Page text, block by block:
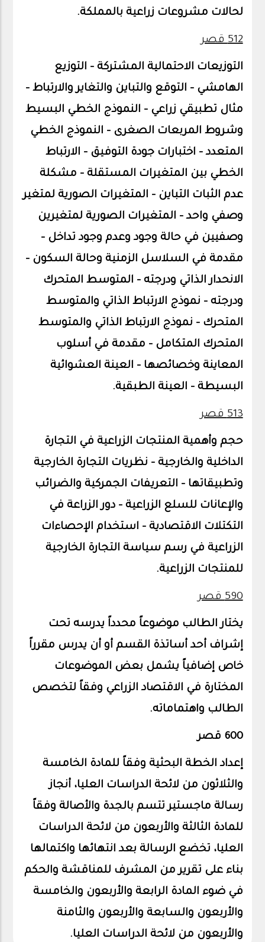
لحالات مشروعات زراعية بالمملكة.
512 قصر
التوزيعات الاحتمالية المشتركة – التوزيع
الهامشي – التوقع والتباين والتغاير والارتباط –
مثال تطبيقي زراعي – النموذج الخطي البسيط
وشروط المربعات الصغرى – النموذج الخطي
المتعدد – اختبارات جودة التوفيق – الارتباط
الخطي بين المتغيرات المستقلة – مشكلة
عدم الثبات التباين – المتغيرات الصورية لمتغير
وصفي واحد – المتغيرات الصورية لمتغيرين
وصفيين في حالة وجود وعدم وجود تداخل –
مقدمة في السلاسل الزمنية وحالة السكون –
الانحدار الذاتي ودرجته - المتوسط المتحرك
ودرجته – نموذج الارتباط الذاتي والمتوسط
المتحرك – نموذج الارتباط الذاتي والمتوسط
المتحرك المتكامل – مقدمة في أسلوب
المعاينة وخصائصها – العينة العشوائية
البسيطة – العينة الطبقية.
513 قصر
حجم وأهمية المنتجات الزراعية في التجارة
الداخلية والخارجية – نظريات التجارة الخارجية
وتطبيقاتها – التعريفات الجمركية والضرائب
والإعانات للسلع الزراعية – دور الزراعة في
التكتلات الاقتصادية – استخدام الإحصاءات
الزراعية في رسم سياسة التجارة الخارجية
للمنتجات الزراعية.
590 قصر
يختار الطالب موضوعاً محدداً يدرسه تحت
إشراف أحد أساتذة القسم أو أن يدرس مقرراً
خاص إضافياً يشمل بعض الموضوعات
المختارة في الاقتصاد الزراعي وفقاً لتخصص
الطالب واهتماماته.
600 قصر
إعداد الخطة البحثية وفقاً للمادة الخامسة
والثلاثون من لائحة الدراسات العليا، أنجاز
رسالة ماجستير تتسم بالجدة والأصالة وفقاً
للمادة الثالثة والأربعون من لائحة الدراسات
العليا، تخضع الرسالة بعد انتهائها واكتمالها
بناء على تقرير من المشرف للمناقشة والحكم
في ضوء المادة الرابعة والأربعون والخامسة
والأربعون والسابعة والأربعون والثامنة
والأربعون من لائحة الدراسات العليا.